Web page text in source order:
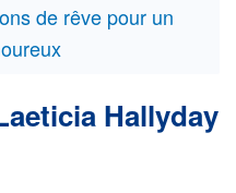
de rêve pour un
Hallyday